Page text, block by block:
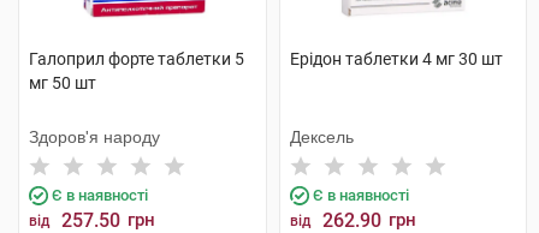
Галоприл форте таблетки 5
мг 50 шт
Здоров'я народу
Є в наявності
від 257.50 грн
Ерідон таблетки 4 мг 30 шт
Дексель
Є в наявності
від 262.90 грн